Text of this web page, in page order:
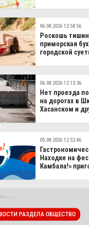
06.08.2026 12:58:56
Роскошь
приморская
городской
06.08.2026 12:13:36
Нет проезда
на дорогах в
Хасанском и
05.08.2026 12:52:46
Находке на
Камбала!»
РАЗДЕЛА ОБЩЕСТВО